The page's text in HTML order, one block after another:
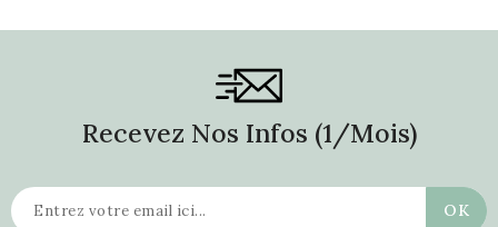
Recevez Nos Infos (1/mois)